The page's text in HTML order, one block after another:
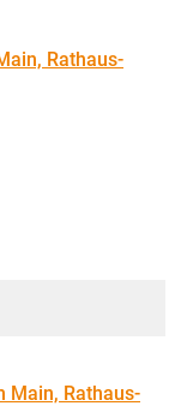
Rathaus-
Main, Rathaus-